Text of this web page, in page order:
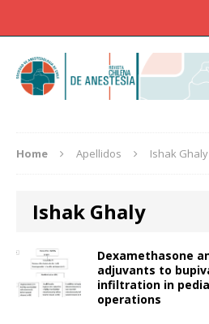
Home Apellidos Ishak Ghaly
Ishak Ghaly
Dexamethasone
adjuvants to
infiltration in
operations